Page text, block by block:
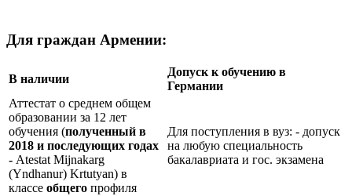
Для граждан Армении:
В наличии
Допуск к обучению в
Германии
Аттестат о среднем общем
образовании за 12 лет
обучения (полученный в
2018 и последующих годах
- Atestat Mijnakarg
(Yndhanur) Krtutyan) в
классе общего профиля
Для поступления в вуз: - допуск
на любую специальность
бакалавриата и гос. экзамена